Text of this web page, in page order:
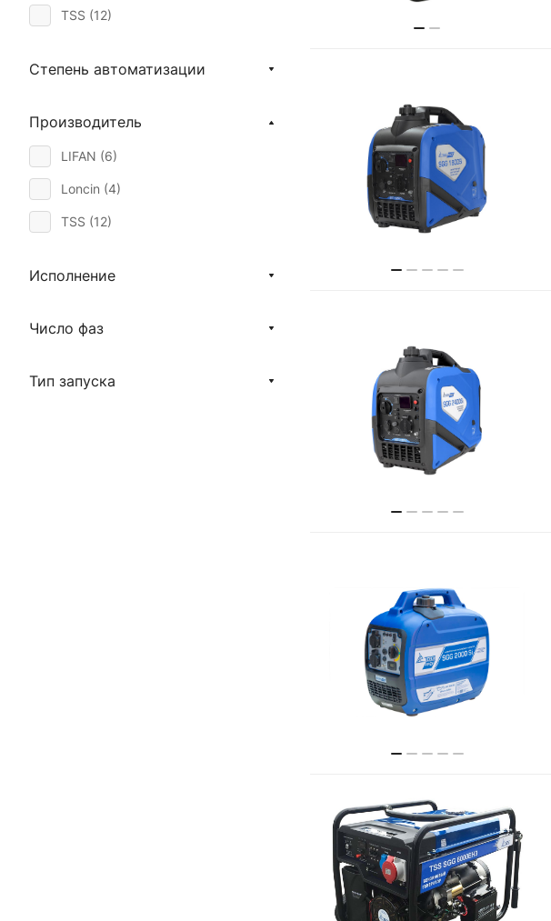
TSS (12)
Степень автоматизации
Производитель
LIFAN (6)
Loncin (4)
TSS (12)
Исполнение
Число фаз
Тип запуска